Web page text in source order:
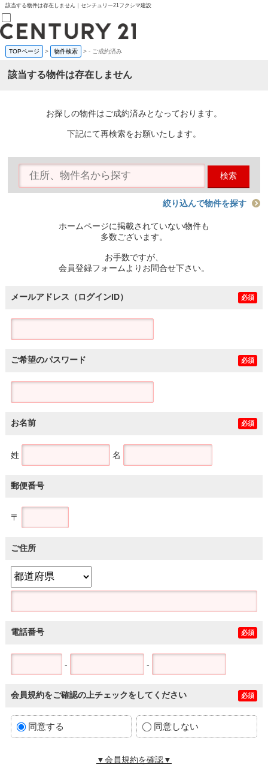
該当する物件は存在しません｜センチュリー21フクシマ建設
売買部
0120-800-844
賃貸部
会員メニュー
物件を探す
購入TOP
条件から探す
住宅ローン控除シミュレータ
TOPページ > 物件検索 >- ご成約済み
該当する物件は存在しません
お探しの物件はご成約済みとなっております。
下記にて再検索をお願いたします。
検索
絞り込んで物件を探す
ホームページに掲載されていない物件も
多数ございます。
お手数ですが、
会員登録フォームよりお問合せ下さい。
メールアドレス（ログインID） 必須
ご希望のパスワード 必須
お名前 必須
姓 名
郵便番号
〒
ご住所
電話番号 必須
- -
会員規約をご確認の上チェックをしてください 必須
同意する 同意しない
▼会員規約を確認▼